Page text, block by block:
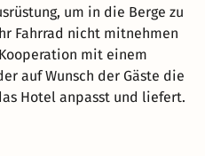
um in die Berge zu
Fahrrad nicht mitnehmen
mit einem
auf Wunsch der Gäste die
Hotel anpasst und liefert.